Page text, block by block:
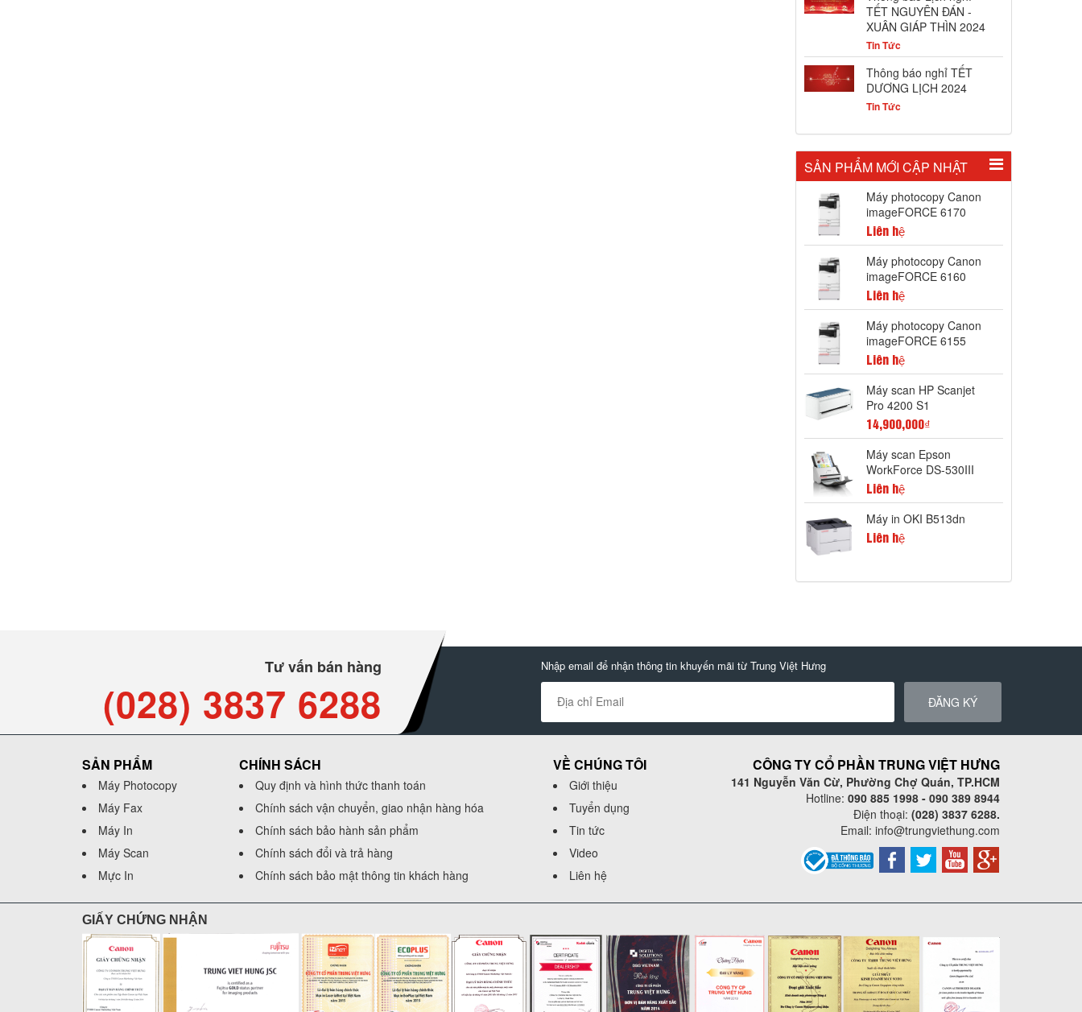
TẾT NGUYÊN ĐÁN -
XUÂN GIÁP THÌN 2024
Tin Tức
Thông báo nghỉ TẾT
DƯƠNG LỊCH 2024
Tin Tức
SẢN PHẨM MỚI CẬP NHẬT
Máy photocopy Canon
imageFORCE 6170
Liên hệ
Máy photocopy Canon
imageFORCE 6160
Liên hệ
Máy photocopy Canon
imageFORCE 6155
Liên hệ
Máy scan HP Scanjet
Pro 4200 S1
14,900,000₫
Máy scan Epson
WorkForce DS-530III
Liên hệ
Máy in OKI B513dn
Liên hệ
Tư vấn bán hàng
(028) 3837 6288
Nhập email để nhận thông tin khuyến mãi từ Trung Việt Hưng
ĐĂNG KÝ
SẢN PHẨM
Máy Photocopy
Máy Fax
Máy In
Máy Scan
Mực In
CHÍNH SÁCH
Quy định và hình thức thanh toán
Chính sách vận chuyển, giao nhận hàng hóa
Chính sách bảo hành sản phẩm
Chính sách đổi và trả hàng
Chính sách bảo mật thông tin khách hàng
VỀ CHÚNG TÔI
Giới thiệu
Tuyển dụng
Tin tức
Video
Liên hệ
CÔNG TY CỔ PHẦN TRUNG VIỆT HƯNG
141 Nguyễn Văn Cừ, Phường Chợ Quán, TP.HCM
Hotline: 090 885 1998 - 090 389 8944
Điện thoại: (028) 3837 6288.
Email: info@trungviethung.com
GIẤY CHỨNG NHẬN